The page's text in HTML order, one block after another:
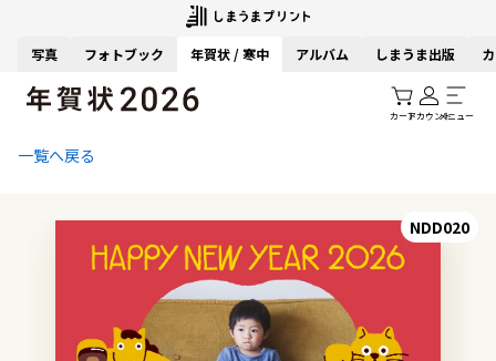
写真 フォトブック 年賀状 / 寒中 アルバム しまうま出版
カートアカウントメニュー
一覧へ戻る
NDD020